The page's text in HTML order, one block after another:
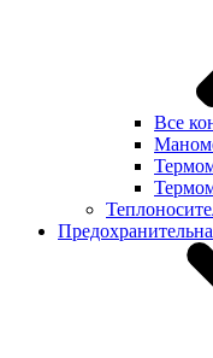
Все